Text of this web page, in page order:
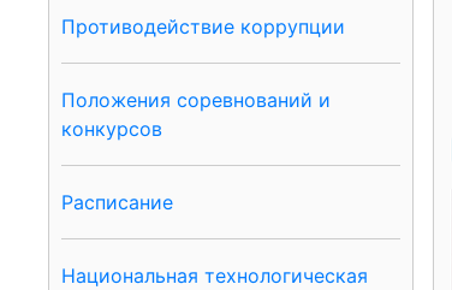
Противодействие коррупции
Положения соревнований и
конкурсов
Расписание
Национальная технологическая